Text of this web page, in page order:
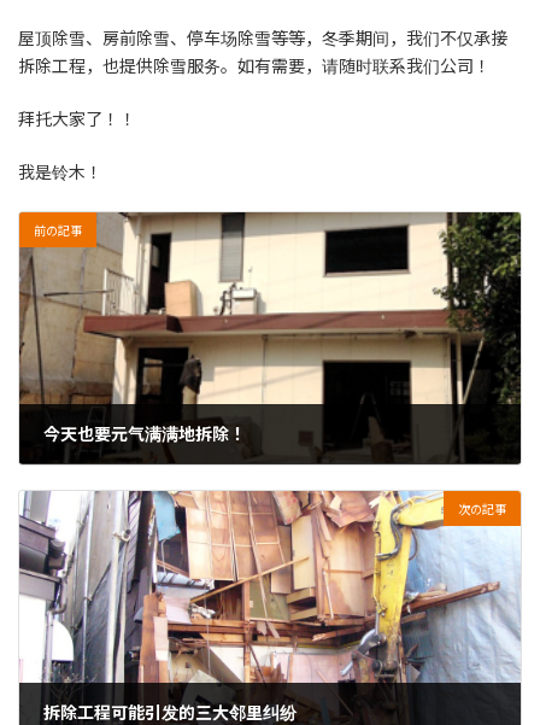
屋顶除雪、房前除雪、停车场除雪等等，冬季期间，我们不仅承接
拆除工程，也提供除雪服务。如有需要，请随时联系我们公司！
拜托大家了！！
我是铃木！
前の記事
今天也要元气满满地拆除！
次の記事
拆除工程可能引发的三大邻里纠纷